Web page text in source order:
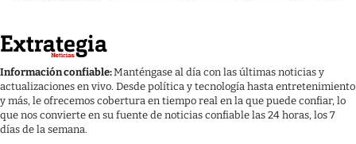
Información confiable:Manténgase al día con las últimas noticias y
actualizaciones en vivo. Desde política y tecnología hasta entretenimiento
y más, le ofrecemos cobertura en tiempo real en la que puede confiar, lo
que nos convierte en su fuente de noticias confiable las 24 horas, los 7
días de la semana.